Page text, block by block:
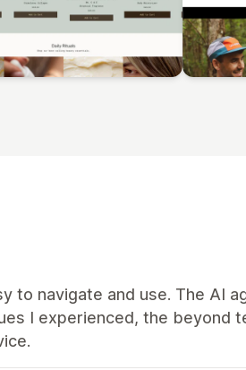
to navigate and use. The AI
I experienced, the beyond